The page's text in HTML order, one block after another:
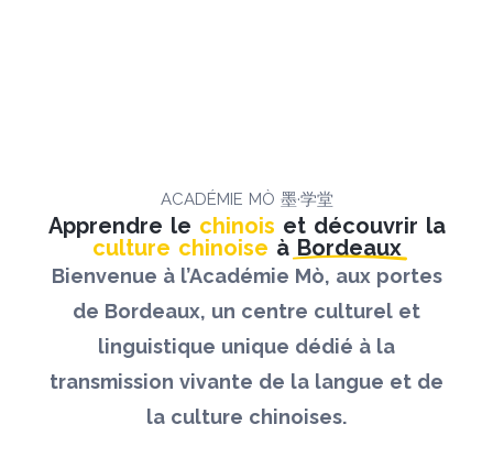
ACADÉMIE MÒ 墨·学堂
Apprendre le chinois et découvrir la
culture chinoise à Bordeaux
Bienvenue à l’Académie Mò, aux portes
de Bordeaux, un centre culturel et
linguistique unique dédié à la
transmission vivante de la langue et de
la culture chinoises.